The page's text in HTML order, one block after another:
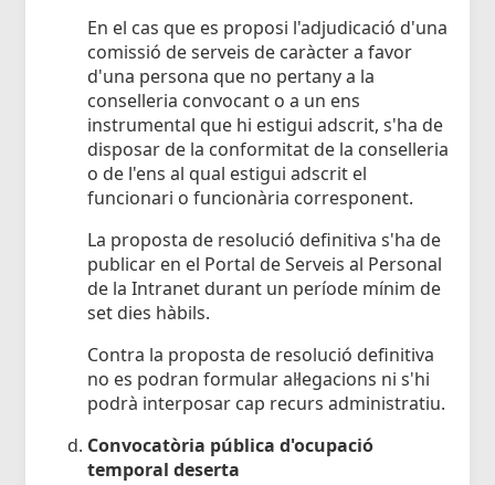
En el cas que es proposi l'adjudicació d'una
comissió de serveis de caràcter a favor
d'una persona que no pertany a la
conselleria convocant o a un ens
instrumental que hi estigui adscrit, s'ha de
disposar de la conformitat de la conselleria
o de l'ens al qual estigui adscrit el
funcionari o funcionària corresponent.
La proposta de resolució definitiva s'ha de
publicar en el Portal de Serveis al Personal
de la Intranet durant un període mínim de
set dies hàbils.
Contra la proposta de resolució definitiva
no es podran formular al·legacions ni s'hi
podrà interposar cap recurs administratiu.
Convocatòria pública d'ocupació
temporal deserta